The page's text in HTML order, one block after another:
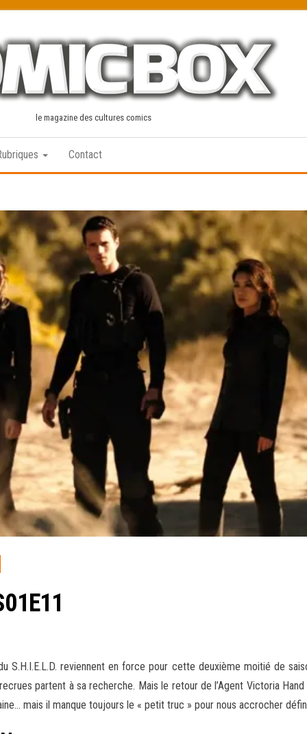
le magazine des cultures comics
Contact
S.H.I.E.L.D. reviennent en force pour cette deuxième moitié de
partent à sa recherche. Mais le retour de l’Agent Victoria
mais il manque toujours le « petit truc » pour nous accrocher